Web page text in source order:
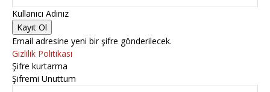
Kullanıcı Adınız
Email adresine yeni bir şifre gönderilecek.
Gizlilik Politikası
Şifre kurtarma
Şifremi Unuttum